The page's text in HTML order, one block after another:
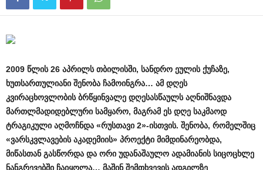
2009 წლის 26 აპრილს თბილისში, სანდრო ეულის ქუჩაზე,
ხუთსართულიანი შენობა ჩამოინგრა… ამ დღეს
კვირაცხოვლობის ბრწყინვალე დღესასწაულს აღნიშნავდა
მართლმადიდებლური სამყარო, მაგრამ ეს დღე საკმაოდ
ტრაგიკული აღმოჩნდა «რუსთავი 2»-ისთვის. შენობა, რომელშიც
«ვარსკვლავების აკადემიის» პროექტი მიმდინარეობდა,
მიწასთან გასწორდა და ორი უდანაშაულო ადამიანის სიცოცხლე
ნანგრევებში ჩაიყოლა… მაშინ შემთხვევის ადგილზე